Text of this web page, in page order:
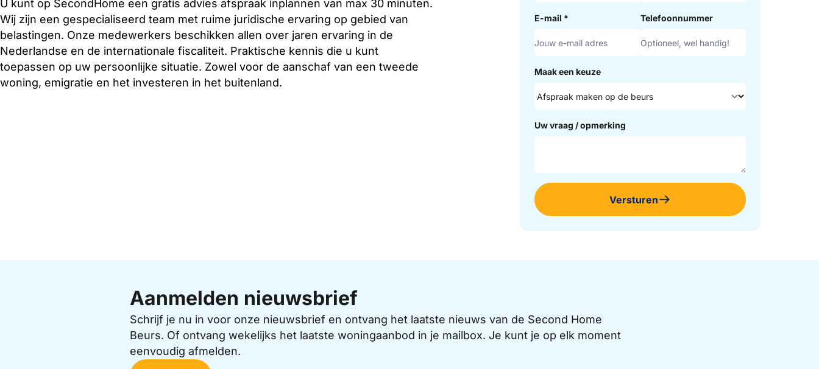
U kunt op SecondHome een gratis advies afspraak inplannen van max 30 minuten.
Wij zijn een gespecialiseerd team met ruime juridische ervaring op gebied van
belastingen. Onze medewerkers beschikken allen over jaren ervaring in de
Nederlandse en de internationale fiscaliteit. Praktische kennis die u kunt
toepassen op uw persoonlijke situatie. Zowel voor de aanschaf van een tweede
woning, emigratie en het investeren in het buitenland.
E-mail * Telefoonnummer
Maak een keuze
Uw vraag / opmerking
Versturen
Aanmelden nieuwsbrief
Schrijf je nu in voor onze nieuwsbrief en ontvang het laatste nieuws van de Second Home
Beurs. Of ontvang wekelijks het laatste woningaanbod in je mailbox. Je kunt je op elk moment
eenvoudig afmelden.